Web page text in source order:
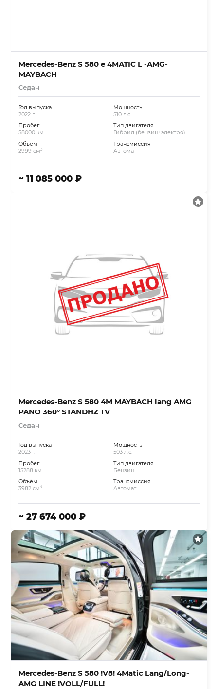
Mercedes-Benz S 580 e 4MATIC L -AMG-
MAYBACH
Седан
Год выпуска
2022 г.
Пробег
58000 км.
Объём
2999 см3
Мощность
510 л.с.
Тип двигателя
Гибрид (бензин+электро)
Трансмиссия
Автомат
~ 11 085 000 ₽
Mercedes-Benz S 580 4M MAYBACH lang AMG
PANO 360° STANDHZ TV
Седан
Год выпуска
2023 г.
Пробег
15288 км.
Объём
3982 см3
Мощность
503 л.с.
Тип двигателя
Бензин
Трансмиссия
Автомат
~ 27 674 000 ₽
Mercedes-Benz S 580 !V8! 4Matic Lang/Long-
AMG LINE !VOLL/FULL!